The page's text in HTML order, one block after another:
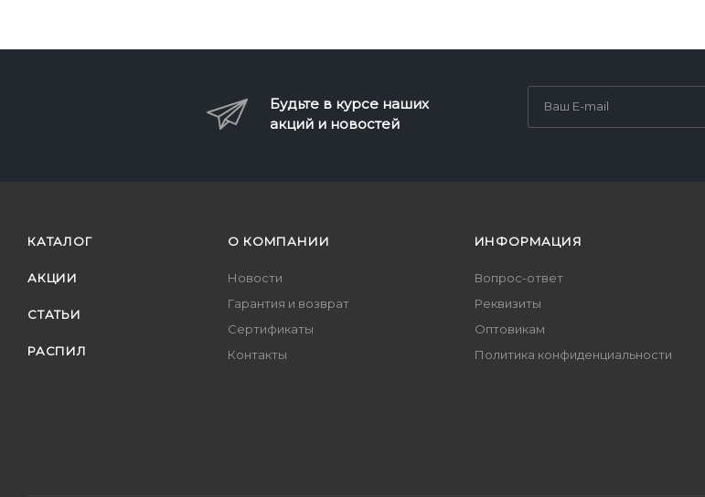
Будьте в курсе наших
акций и новостей
КАТАЛОГ
АКЦИИ
СТАТЬИ
РАСПИЛ
О КОМПАНИИ
Новости
Гарантия и возврат
Сертификаты
Контакты
ИНФОРМАЦИЯ
Вопрос-ответ
Реквизиты
Оптовикам
Политика конфиденциальности